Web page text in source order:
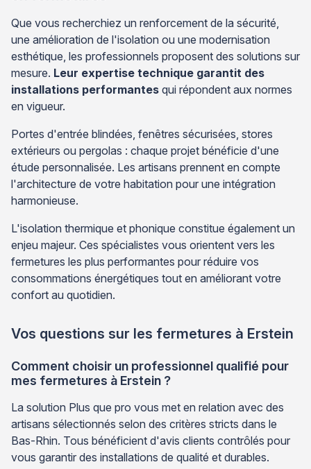
Que vous recherchiez un renforcement de la sécurité,
une amélioration de l'isolation ou une modernisation
esthétique, les professionnels proposent des solutions sur
mesure. Leur expertise technique garantit des
installations performantes qui répondent aux normes
en vigueur.
Portes d'entrée blindées, fenêtres sécurisées, stores
extérieurs ou pergolas : chaque projet bénéficie d'une
étude personnalisée. Les artisans prennent en compte
l'architecture de votre habitation pour une intégration
harmonieuse.
L'isolation thermique et phonique constitue également un
enjeu majeur. Ces spécialistes vous orientent vers les
fermetures les plus performantes pour réduire vos
consommations énergétiques tout en améliorant votre
confort au quotidien.
Vos questions sur les fermetures à Erstein
Comment choisir un professionnel qualifié pour
mes fermetures à Erstein ?
La solution Plus que pro vous met en relation avec des
artisans sélectionnés selon des critères stricts dans le
Bas-Rhin. Tous bénéficient d'avis clients contrôlés pour
vous garantir des installations de qualité et durables.